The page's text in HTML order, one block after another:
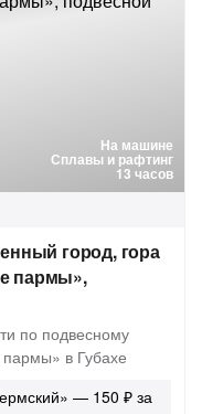
На машине
Сплавы и рафтинг
13 часов
город, гора
пармы»,
по подвесному
пармы» в Губахе
— 150 ₽ за